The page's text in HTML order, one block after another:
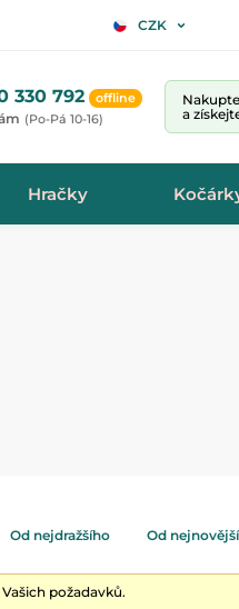
CZK
330 792 offline
(Po-Pá 10-16)
a
Hračky
Od nejdražšího Od
požadavků.